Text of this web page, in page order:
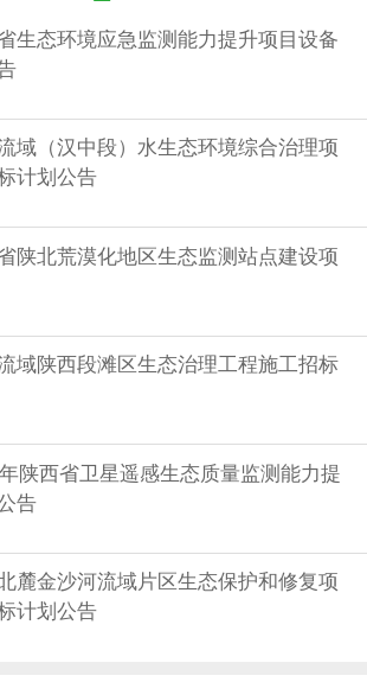
源交易平台（www.sxggzyjy.cn）下载
栋 1 单元 3 层 301 室）持单位介绍信、
委托书及授权人身份证原件（法人参加
证明）、上述资料
的递交
文件递交的截止时间为 202
为铜川市公共资源交易中心开标
者未送达指定地点的资格预审申请文
。
陕西省公共资源交易平台》、《陕西采
生态环境应急监测能力提升项目设备
域（汉中段）水生态环境综合治理项
计划公告
陕北荒漠化地区生态监测站点建设项
域陕西段滩区生态治理工程施工招标
陕西省卫星遥感生态质量监测能力提
告
麓金沙河流域片区生态保护和修复项
计划公告